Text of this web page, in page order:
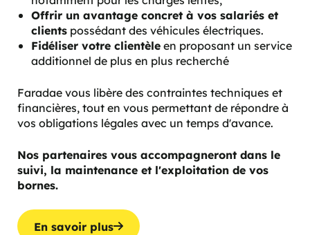
Offrir un avantage concret à vos salariés et
clients possédant des véhicules électriques.
Fidéliser votre clientèleen proposant un service
additionnel de plus en plus recherché
Faradae vous libère des contraintes techniques et
financières, tout en vous permettant de répondre à
vos obligations légales avec un temps d'avance.
Nos partenaires vous accompagneront dans le
suivi, la maintenance et l'exploitation de vos
bornes.
En savoir plus